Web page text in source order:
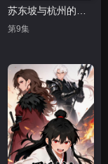
苏东坡与杭州的故事
第9集